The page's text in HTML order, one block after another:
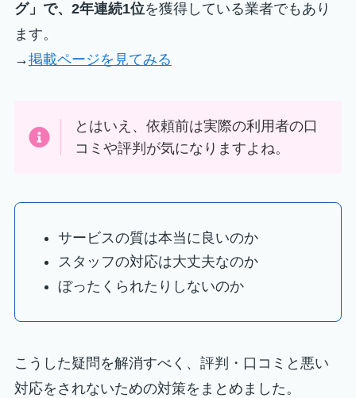
グ」で、2年連続1位を獲得している業者でもあり
ます。
→掲載ページを見てみる
とはいえ、依頼前は実際の利用者の口
コミや評判が気になりますよね。
サービスの質は本当に良いのか
スタッフの対応は大丈夫なのか
ぼったくられたりしないのか
こうした疑問を解消すべく、評判・口コミと悪い
対応をされないための対策をまとめました。